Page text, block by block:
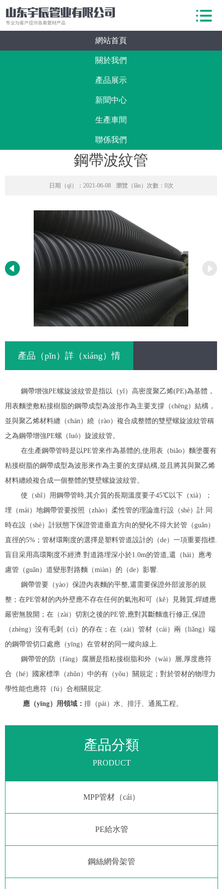
網站首頁
關於我們
產品展示
新聞中心
生產車間
聯係我們
鋼帶波紋管
日期（qī）：2021-06-08 瀏覽（lǎn）次數：0次
產品（pǐn）詳（xiáng）情
鋼帶增強PE螺旋波紋管是指以（yǐ）高密度聚乙烯(PE)為基體，
用表麵塗敷粘接樹脂的鋼帶成型為波形作為主要支撐（chēng）結構，
並與聚乙烯材料纏（chán）繞（rào）複合成整體的雙壁螺旋波紋管稱
之為鋼帶增強PE螺（luó）旋波紋管。
在生產鋼帶管時是以PE管來作為基體的,使用表（biǎo）麵塗覆有
粘接樹脂的鋼帶成型為波形來作為主要的支撐結構,並且將其與聚乙烯
材料纏繞複合成一個整體的雙壁螺旋波紋管。
使（shǐ）用鋼帶管時,其介質的長期溫度要子45℃以下（xià）；
埋（mái）地鋼帶管要按照（zhào）柔性管的理論進行設（shè）計.同
時在設（shè）計狀態下保證管道垂直方向的變化不得大於管（guǎn）
直徑的5%；管材環剛度的選擇是塑料管道設計的（de）一項重要指標.
盲目采用高環剛度不經濟.對道路埋深小於1.0m的管道,還（hái）應考
慮管（guǎn）道變形對路麵（miàn）的（de）影響.
鋼帶管要（yào）保證內表麵的平整,還需要保證外部波形的規
整；在PE管材的內外壁應不存在任何的氣泡和可（kě）見雜質,焊縫應
嚴密無脫開；在（zài）切割之後的PE管,應對其斷麵進行修正,保證
（zhèng）沒有毛刺（cì）的存在；在（zài）管材（cái）兩（liǎng）端
的鋼帶管切口處應（yīng）在管材的同一縱向線上.
鋼帶管的防（fáng）腐層是指粘接樹脂和外（wài）層,厚度應符
合（hé）國家標準（zhǔn）中的有（yǒu）關規定；對於管材的物理力
學性能也應符（fú）合相關規定.
應（yīng）用領域：排（pái）水、排汙、通風工程。
產品分類
PRODUCT
MPP管材（cái）
PE給水管
鋼絲網骨架管